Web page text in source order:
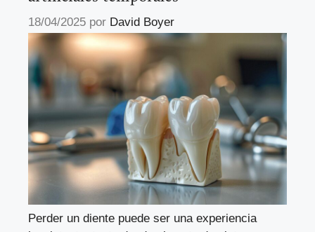
18/04/2025 por David Boyer
Perder un diente puede ser una experiencia